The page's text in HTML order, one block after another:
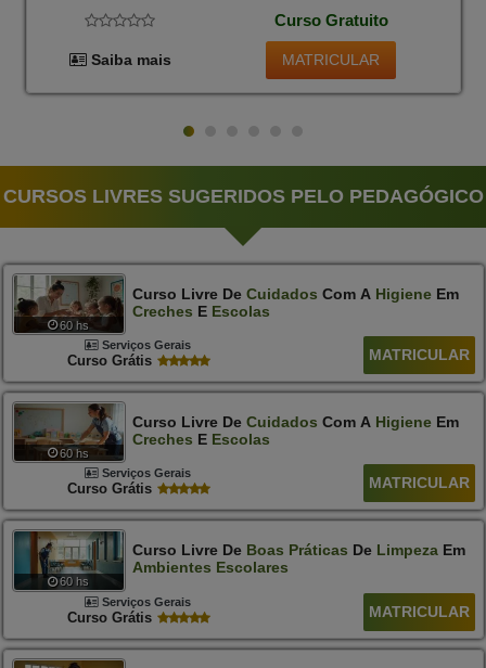
Curso Gratuito
Saiba mais MATRICULAR
CURSOS LIVRES SUGERIDOS PELO PEDAGÓGICO
60 hs
Curso Livre De Cuidados Com A HigieneEm
Creches E Escolas
Serviços Gerais
Curso Grátis MATRICULAR
60 hs
Curso Livre De Cuidados Com A HigieneEm
Creches E Escolas
Serviços Gerais
Curso Grátis MATRICULAR
60 hs
Curso Livre De Boas Práticas De LimpezaEm
Ambientes Escolares
Serviços Gerais
Curso Grátis MATRICULAR